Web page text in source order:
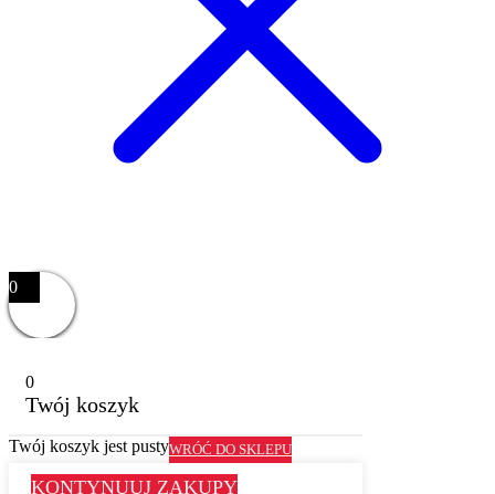
0
0
Twój koszyk
Twój koszyk jest pustyWRÓĆ DO SKLEPU
KONTYNUUJ ZAKUPY